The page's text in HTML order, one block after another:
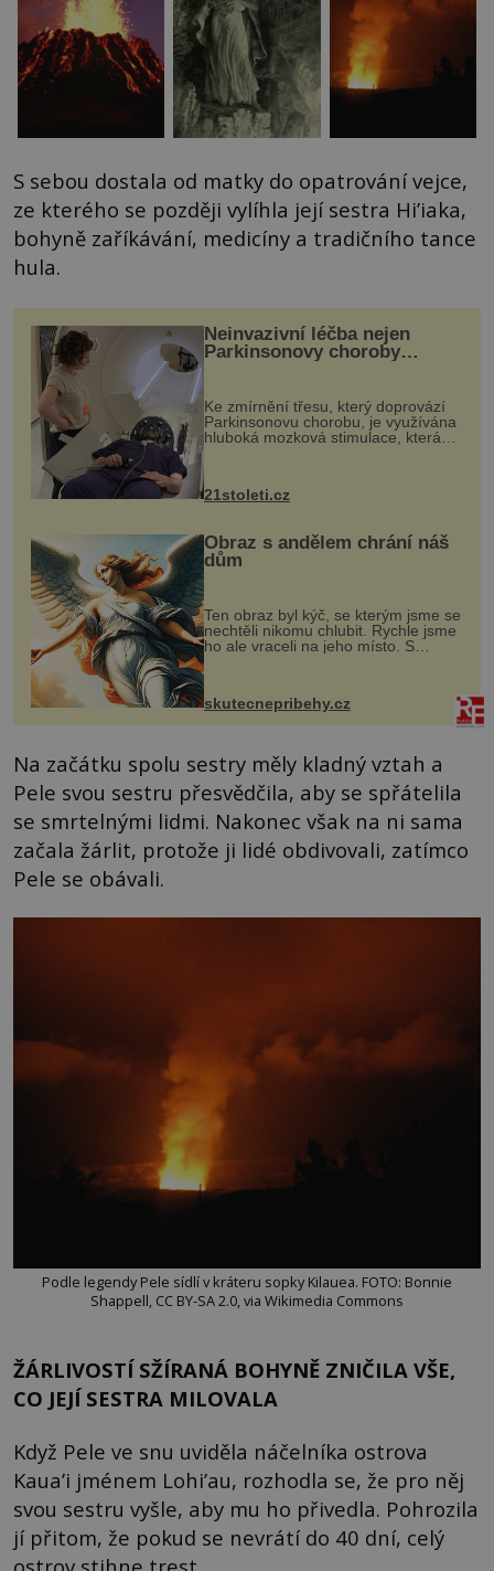
S sebou dostala od matky do opatrování vejce,
ze kterého se později vylíhla její sestra Hi’iaka,
bohyně zaříkávání, medicíny a tradičního tance
hula.
Neinvazivní léčba nejen
Parkinsonovy choroby
Ke zmírnění třesu, který doprovází
Parkinsonovu chorobu, je využívána
hluboká mozková stimulace, která
však vyžaduje vysoce invazivní
k dostatečně přesnému zacílení ...
21stoleti.cz
Obraz s andělem chrání náš
dům
Ten obraz byl kýč, se kterým jsme se
nechtěli nikomu chlubit. Rychle jsme
ho ale vraceli na jeho místo. S
manželem Vaškem jsme si pořídili
chaloupku, takový domek na severu
Čech, kde jsme si naplánova...
skutecnepribehy.cz
Na začátku spolu sestry měly kladný vztah a
Pele svou sestru přesvědčila, aby se spřátelila
se smrtelnými lidmi. Nakonec však na ni sama
začala žárlit, protože ji lidé obdivovali, zatímco
Pele se obávali.
Podle legendy Pele sídlí v kráteru sopky Kilauea. FOTO: Bonnie
Shappell, CC BY-SA 2.0, via Wikimedia Commons
ŽÁRLIVOSTÍ SŽÍRANÁ BOHYNĚ ZNIČILA VŠE,
CO JEJÍ SESTRA MILOVALA
Když Pele ve snu uviděla náčelníka ostrova
Kaua’i jménem Lohi’au, rozhodla se, že pro něj
svou sestru vyšle, aby mu ho přivedla. Pohrozila
jí přitom, že pokud se nevrátí do 40 dní, celý